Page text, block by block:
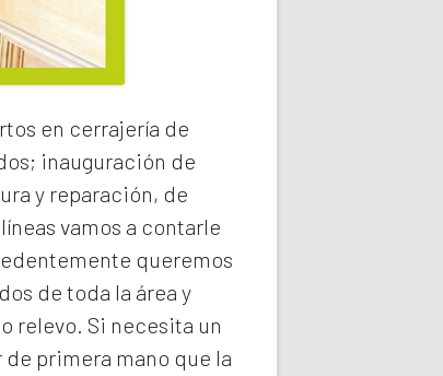
en cerrajería de
inauguración de
y reparación, de
vamos a contarle
queremos
de toda la área y
relevo. Si necesita un
primera mano que la